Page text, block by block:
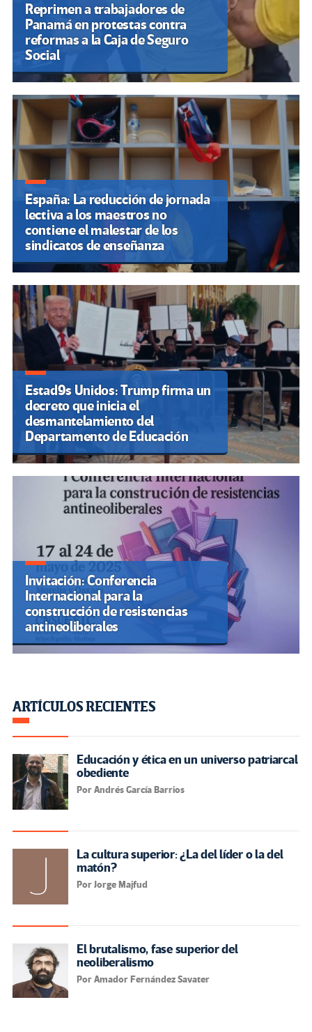
Reprimen a trabajadores de
Panamá en protestas contra
reformas a la Caja de Seguro
Social
España: La reducción de jornada
lectiva a los maestros no
contiene el malestar de los
sindicatos de enseñanza
Estad9s Unidos: Trump firma un
decreto que inicia el
desmantelamiento del
Departamento de Educación
Invitación: Conferencia
Internacional para la
construcción de resistencias
antineoliberales
ARTÍCULOS RECIENTES
Educación y ética en un universo patriarcal
obediente
Por Andrés García Barrios
La cultura superior: ¿La del líder o la del
matón?
Por Jorge Majfud
El brutalismo, fase superior del
neoliberalismo
Por Amador Fernández Savater